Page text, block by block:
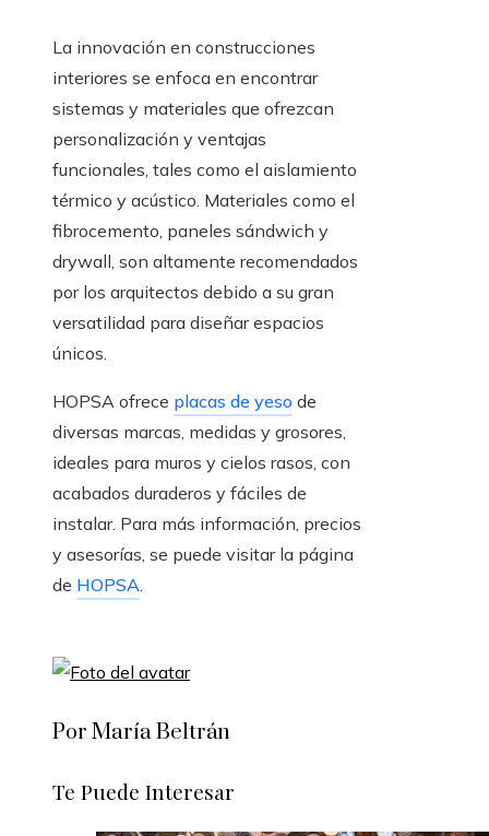
La innovación en construcciones
interiores se enfoca en encontrar
sistemas y materiales que ofrezcan
personalización y ventajas
funcionales, tales como el aislamiento
térmico y acústico. Materiales como el
fibrocemento, paneles sándwich y
drywall, son altamente recomendados
por los arquitectos debido a su gran
versatilidad para diseñar espacios
únicos.
HOPSA ofrece placas de yeso de
diversas marcas, medidas y grosores,
ideales para muros y cielos rasos, con
acabados duraderos y fáciles de
instalar. Para más información, precios
y asesorías, se puede visitar la página
de HOPSA
Por María Beltrán
Te Puede Interesar